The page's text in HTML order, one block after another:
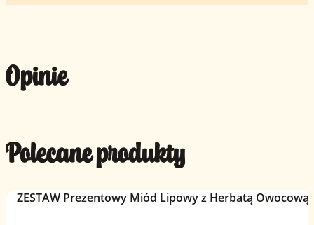
Opinie
Polecane produkty
ZESTAW Prezentowy Miód Lipowy z Herbatą Owocową